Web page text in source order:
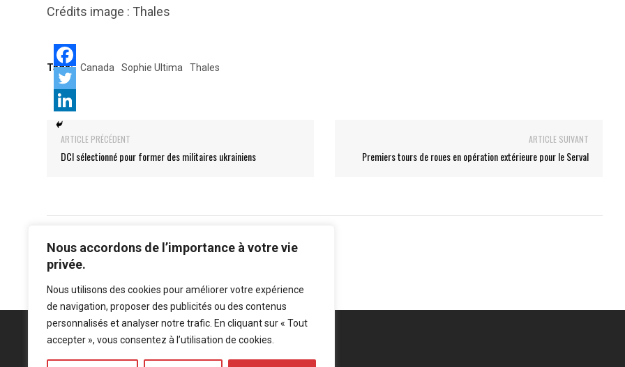
Nous accordons de l’importance à votre vie
privée.
Nous utilisons des cookies pour améliorer votre expérience
de navigation, proposer des publicités ou des contenus
personnalisés et analyser notre trafic. En cliquant sur « Tout
accepter », vous consentez à l’utilisation de cookies.
Crédits image : Thales
Tags: Canada Sophie Ultima Thales
ARTICLE PRÉCÉDENT
DCI sélectionné pour former des militaires ukrainiens
ARTICLE SUIVANT
Premiers tours de roues en opération extérieure pour le Serval